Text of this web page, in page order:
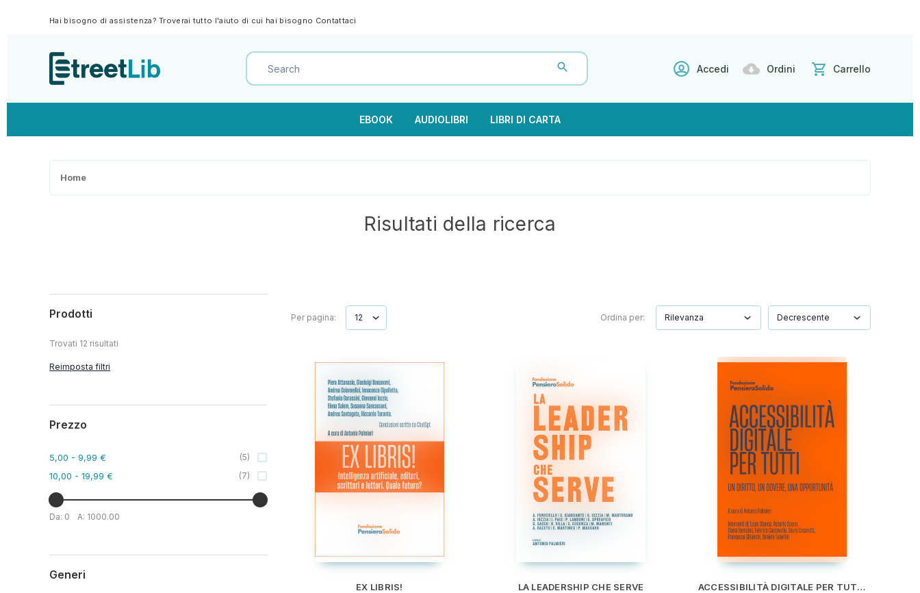
Hai bisogno di assistenza? Troverai tutto l'aiuto di cui hai bisogno Contattaci
Accedi Ordini Carrello
EBOOK AUDIOLIBRI LIBRI DI CARTA
Home
Risultati della ricerca
Prodotti
Trovati 12 risultati
Reimposta filtri
Prezzo
5,00 - 9,99 € (5)
10,00 - 19,99 € (7)
Da: 0 A: 1000.00
Generi
Per pagina: Ordina per:
EX LIBRIS! LA LEADERSHIP CHE SERVE ACCESSIBILITÀ DIGITALE PER TUTTI. UN DIRITTO, UN DOVERE, UN'OPPORTUNITÀ